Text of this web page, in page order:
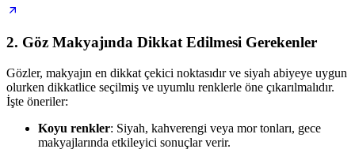
2. Göz Makyajında Dikkat Edilmesi Gerekenler
Gözler, makyajın en dikkat çekici noktasıdır ve siyah abiyeye uygun
olurken dikkatlice seçilmiş ve uyumlu renklerle öne çıkarılmalıdır.
İşte öneriler:
Koyu renkler: Siyah, kahverengi veya mor tonları, gece
makyajlarında etkileyici sonuçlar verir.